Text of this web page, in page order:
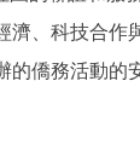
濟、科技合
的僑務活動